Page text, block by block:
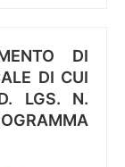
DI
DI CUI
LGS. N.